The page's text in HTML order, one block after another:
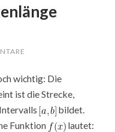
wichtig: Die
ist die Strecke,
bildet.
Funktion
lautet: